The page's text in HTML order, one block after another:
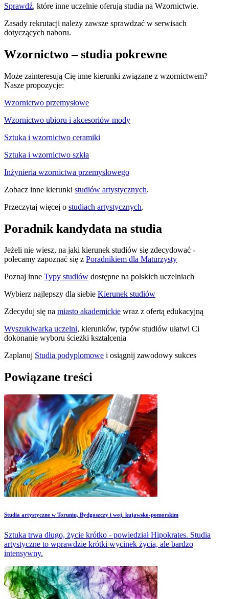
Sprawdź, które inne uczelnie oferują studia na Wzornictwie.
Zasady rekrutacji należy zawsze sprawdzać w serwisach
dotyczących naboru.
Wzornictwo – studia pokrewne
Może zainteresują Cię inne kierunki związane z wzornictwem?
Nasze propozycje:
Wzornictwo przemysłowe
Wzornictwo ubioru i akcesoriów mody
Sztuka i wzornictwo ceramiki
Sztuka i wzornictwo szkła
Inżynieria wzornictwa przemysłowego
Zobacz inne kierunki studiów artystycznych.
Przeczytaj więcej o studiach artystycznych.
Poradnik kandydata na studia
Jeżeli nie wiesz, na jaki kierunek studiów się zdecydować -
polecamy zapoznać się z Poradnikiem dla Maturzysty
Poznaj inne Typy studiów dostępne na polskich uczelniach
Wybierz najlepszy dla siebie Kierunek studiów
Zdecyduj się na miasto akademickie wraz z ofertą edukacyjną
Wyszukiwarka uczelni, kierunków, typów studiów ułatwi Ci
dokonanie wyboru ścieżki kształcenia
Zaplanuj Studia podyplomowe i osiągnij zawodowy sukces
Powiązane treści
Studia artystyczne w Toruniu, Bydgoszczy i woj. kujawsko-pomorskim
Sztuka trwa długo, życie krótko - powiedział Hipokrates. Studia
artystyczne to wprawdzie krótki wycinek życia, ale bardzo
intensywny.